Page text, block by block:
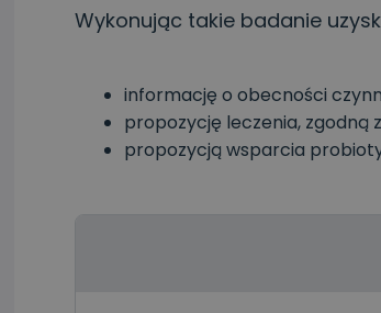
Wykonując takie badanie
informację o obecności
propozycję leczenia, zgodną
propozycją wsparcia